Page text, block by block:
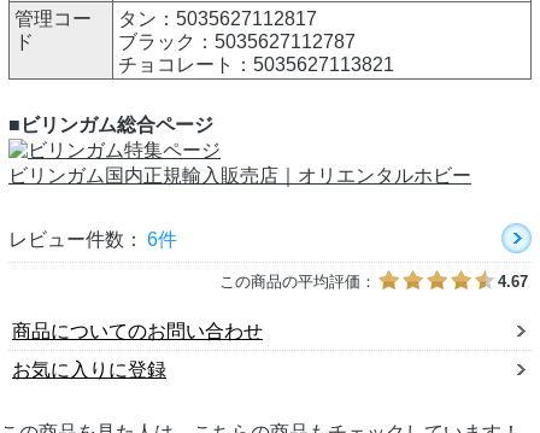
管理コー
ド
タン：5035627112817
ブラック：5035627112787
チョコレート：5035627113821
■ビリンガム総合ページ
ビリンガム国内正規輸入販売店｜オリエンタルホビー
レビュー件数： 6件
この商品の平均評価： 4.67
商品についてのお問い合わせ
お気に入りに登録